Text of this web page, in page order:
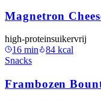
Magnetron
high-proteinsuikervrij
16 min 84 kcal
Snacks
Frambozen